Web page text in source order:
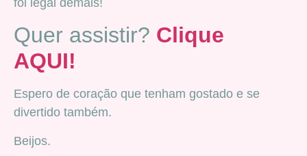
Quer assistir? Clique
AQUI!
Espero de coração que tenham gostado e se
divertido também.
Beijos.